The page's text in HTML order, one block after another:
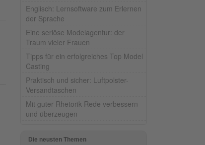
Englisch: Lernsoftware zum Erlernen
der Sprache
Eine seriöse Modelagentur: der
Traum vieler Frauen
Tipps für ein erfolgreiches Top Model
Casting
Praktisch und sicher: Luftpolster-
Versandtaschen
Mit guter Rhetorik Rede verbessern
und überzeugen
Die neusten Themen